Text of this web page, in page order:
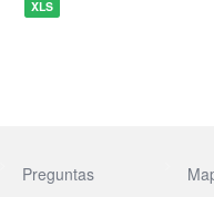
XLS
Preguntas